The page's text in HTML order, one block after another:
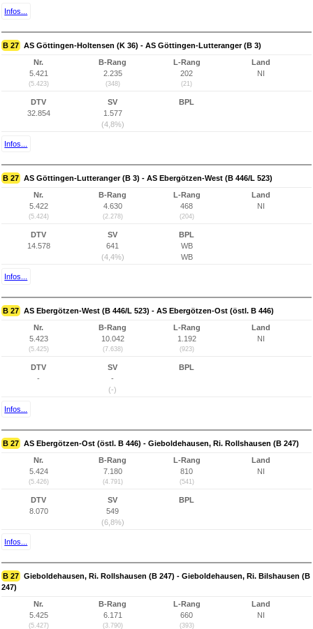
Infos...
B 27 AS Göttingen-Holtensen (K 36) - AS Göttingen-Lutteranger (B 3)
Nr.
5.421
(5.423)
B-Rang
2.235
(348)
L-Rang
202
(21)
Land
NI
DTV
32.854
SV
1.577
(4,8%)
BPL
Infos...
B 27 AS Göttingen-Lutteranger (B 3) - AS Ebergötzen-West (B 446/L 523)
Nr.
5.422
(5.424)
B-Rang
4.630
(2.278)
L-Rang
468
(204)
Land
NI
DTV
14.578
SV
641
(4,4%)
BPL
WB
WB
Infos...
B 27 AS Ebergötzen-West (B 446/L 523) - AS Ebergötzen-Ost (östl. B 446)
Nr.
5.423
(5.425)
B-Rang
10.042
(7.638)
L-Rang
1.192
(923)
Land
NI
DTV
-
SV
-
(-)
BPL
Infos...
B 27 AS Ebergötzen-Ost (östl. B 446) - Gieboldehausen, Ri. Rollshausen (B 247)
Nr.
5.424
(5.426)
B-Rang
7.180
(4.791)
L-Rang
810
(541)
Land
NI
DTV
8.070
SV
549
(6,8%)
BPL
Infos...
B 27 Gieboldehausen, Ri. Rollshausen (B 247) - Gieboldehausen, Ri. Bilshausen (B
247)
Nr.
5.425
(5.427)
B-Rang
6.171
(3.790)
L-Rang
660
(393)
Land
NI